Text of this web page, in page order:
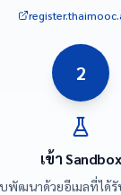
2
เข้า Sandbox
พัฒนาด้วยอีเมลที่ได้รั